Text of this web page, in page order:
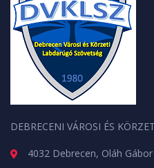
DEBRECENI VÁROSI ÉS
4032 Debrecen, Oláh